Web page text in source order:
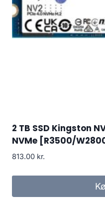
2 TB SSD Kingston
NVMe [R3500/
813.00 kr.